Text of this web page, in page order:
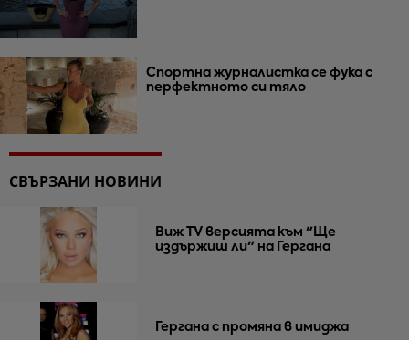
Спортна журналистка се фука с
перфектното си тяло
СВЪРЗАНИ НОВИНИ
Виж TV версията към "Ще
издържиш ли" на Гергана
Гергана с промяна в имиджа